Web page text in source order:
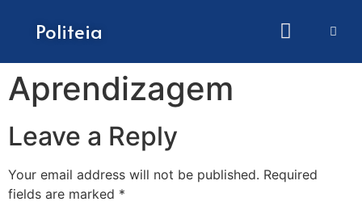
Politeia
Aprendizagem
Leave a Reply
Your email address will not be published. Required
fields are marked *